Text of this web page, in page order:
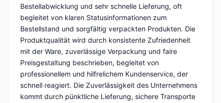
Bestellabwicklung und sehr schnelle Lieferung, oft
begleitet von klaren Statusinformationen zum
Bestellstand und sorgfältig verpackten Produkten. Die
Produktqualität wird durch konsistente Zufriedenheit
mit der Ware, zuverlässige Verpackung und faire
Preisgestaltung beschrieben, begleitet von
professionellem und hilfrelichem Kundenservice, der
schnell reagiert. Die Zuverlässigkeit des Unternehmens
kommt durch pünktliche Lieferung, sichere Transporte